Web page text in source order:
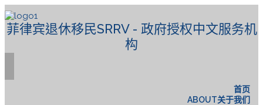
菲律宾退休移民SRRV - 政府授权中文服务机
构
首页
ABOUT关于我们